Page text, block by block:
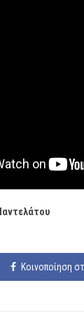
Κοινοποίηση